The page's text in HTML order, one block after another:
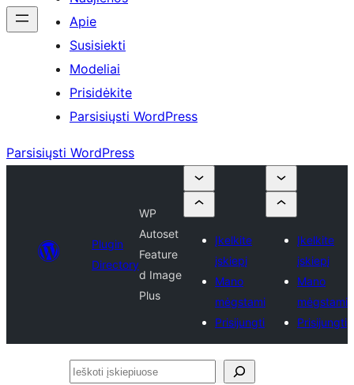
Apie
Susisiekti
Modeliai
Prisidėkite
Parsisiųsti WordPress
Parsisiųsti WordPress
Plugin
Directory
WP
Autoset
Feature
d Image
Plus
Įkelkite
įskiepį
Mano
mėgstami
Prisijungti
Įkelkite
įskiepį
Mano
mėgstami
Prisijungti
Ieškoti